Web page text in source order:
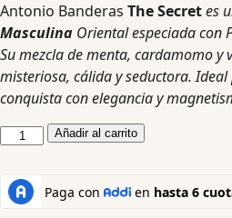
Antonio Banderas The Secretes
Masculina Oriental especiada con
Su mezcla de menta, cardamomo y
misteriosa, cálida y seductora.
conquista con elegancia y
Añadir al carrito